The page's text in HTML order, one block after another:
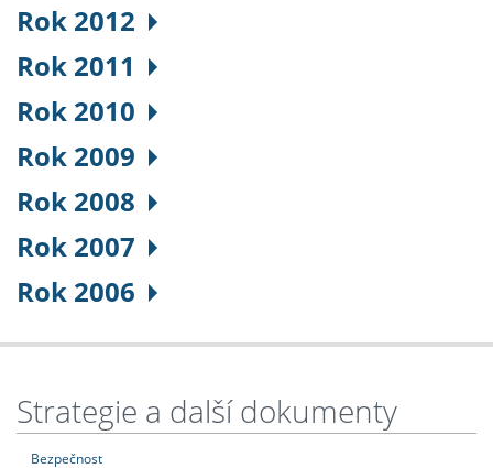
Rok 2012
Rok 2011
Rok 2010
Rok 2009
Rok 2008
Rok 2007
Rok 2006
Strategie a další dokumenty
Bezpečnost